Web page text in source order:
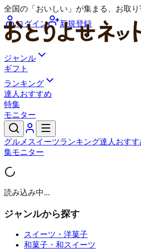
全国の「おいしい」が集まる、お取
ログイン
新規登録
ジャンル
ギフト
ランキング
達人おすすめ
特集
モニター
グルメ スイーツランキング達人おすす
集モニター
読み込み中...
ジャンルから探す
スイーツ・洋菓子
和菓子・和スイーツ